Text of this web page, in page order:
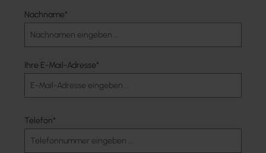
Nachname*
Ihre E-Mail-Adresse*
Telefon*